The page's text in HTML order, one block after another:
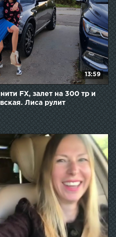
13:59
FX, залет на 300 тр и
Лиса рулит